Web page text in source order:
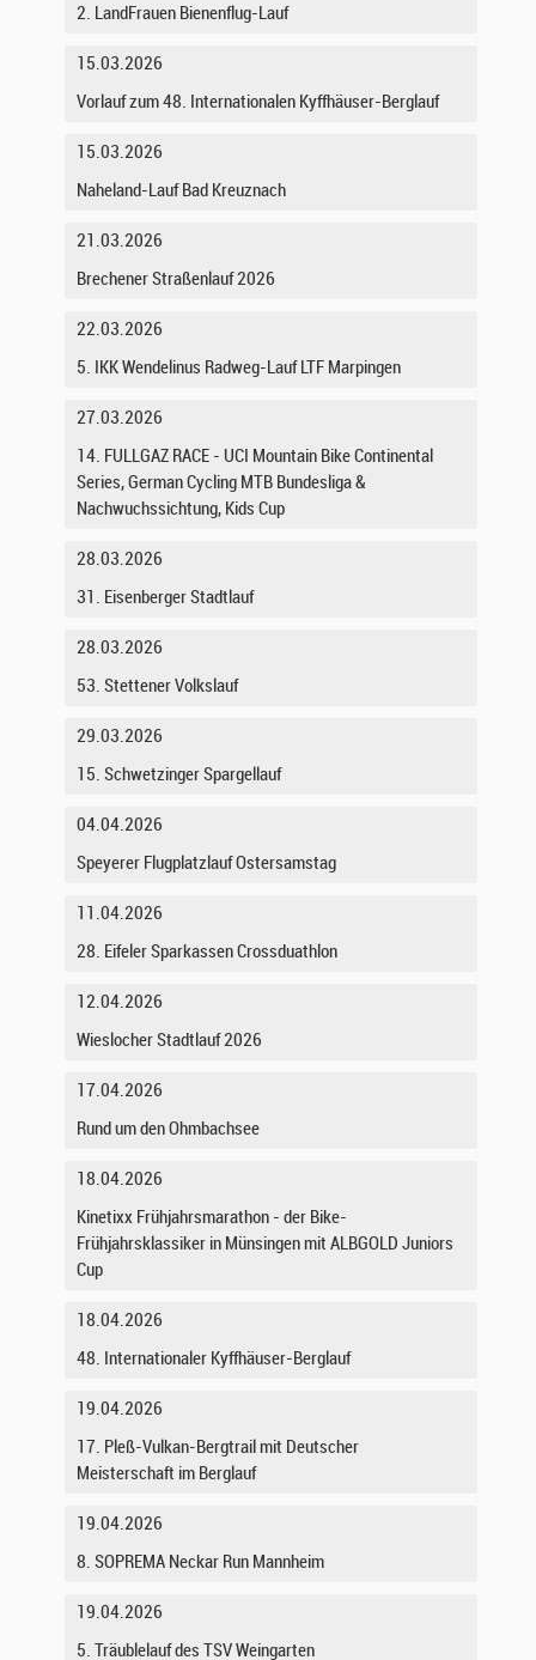
2. LandFrauen Bienenflug-Lauf
15.03.2026
Vorlauf zum 48. Internationalen Kyffhäuser-Berglauf
15.03.2026
Naheland-Lauf Bad Kreuznach
21.03.2026
Brechener Straßenlauf 2026
22.03.2026
5. IKK Wendelinus Radweg-Lauf LTF Marpingen
27.03.2026
14. FULLGAZ RACE - UCI Mountain Bike Continental
Series, German Cycling MTB Bundesliga &
Nachwuchssichtung, Kids Cup
28.03.2026
31. Eisenberger Stadtlauf
28.03.2026
53. Stettener Volkslauf
29.03.2026
15. Schwetzinger Spargellauf
04.04.2026
Speyerer Flugplatzlauf Ostersamstag
11.04.2026
28. Eifeler Sparkassen Crossduathlon
12.04.2026
Wieslocher Stadtlauf 2026
17.04.2026
Rund um den Ohmbachsee
18.04.2026
Kinetixx Frühjahrsmarathon - der Bike-
Frühjahrsklassiker in Münsingen mit ALBGOLD Juniors
Cup
18.04.2026
48. Internationaler Kyffhäuser-Berglauf
19.04.2026
17. Pleß-Vulkan-Bergtrail mit Deutscher
Meisterschaft im Berglauf
19.04.2026
8. SOPREMA Neckar Run Mannheim
19.04.2026
5. Träublelauf des TSV Weingarten